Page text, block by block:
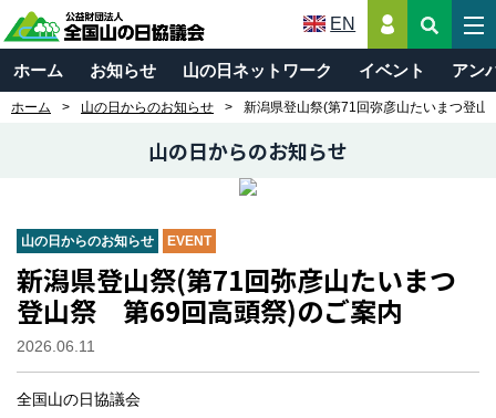
EN
ホーム お知らせ 山の日ネットワーク イベント アン
ホーム 山の日からのお知らせ 新潟県登山祭(第71回弥彦山たいまつ登
山の日からのお知らせ
山の日からのお知らせ EVENT
新潟県登山祭(第71回弥彦山たいまつ
登山祭 第69回高頭祭)のご案内
2026.06.11
全国山の日協議会